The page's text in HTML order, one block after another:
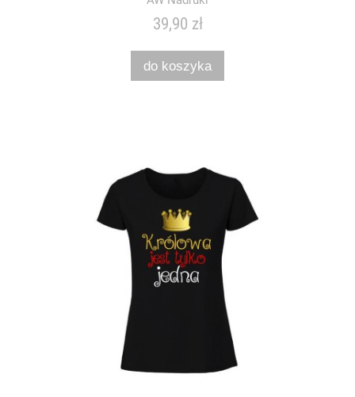
39,90 zł
do koszyka